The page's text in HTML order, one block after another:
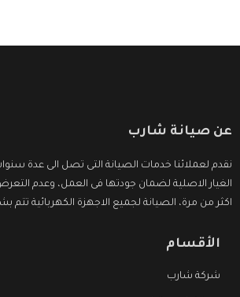
عن صيانة شارب
نقدم لعملائنا خدمات الصيانة التى تصل الى عدة
الغيار الاصلية لضمان جودتها فى العمل، وعدم
اكثر من مرة، الصيانة لجميع الاجهزة الكهربائية
الأقسام
شركة شارب